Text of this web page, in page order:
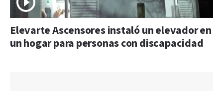
Elevarte Ascensores instaló un elevador en
un hogar para personas con discapacidad